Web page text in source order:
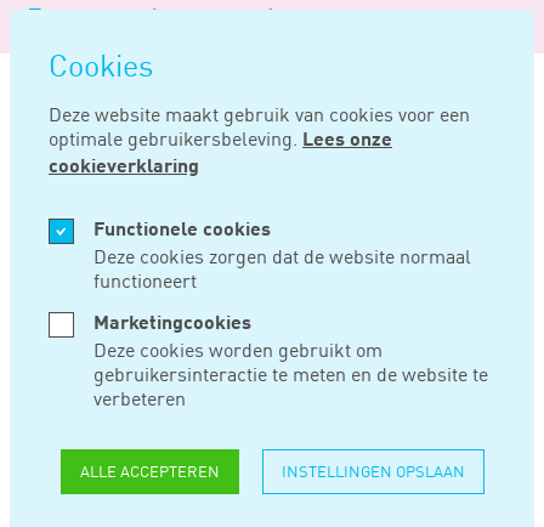
overslaan
Cookies
Deze website maakt gebruik van cookies voor een
optimale gebruikersbeleving. Lees onze
cookieverklaring
Functionele cookies
Deze cookies zorgen dat de website normaal
functioneert
Marketingcookies
Deze cookies worden gebruikt om
gebruikersinteractie te meten en de website te
verbeteren
ALLE ACCEPTEREN INSTELLINGEN OPSLAAN
Logo
Noord
Negentig
Home Nieuws Uwv gaat privacy systeem verbeteren
JAN 05, 2021
UWV GAAT PRIVACY
SYSTEEM
VERBETEREN
Uit onderzoek van KPMG is gebleken dat het